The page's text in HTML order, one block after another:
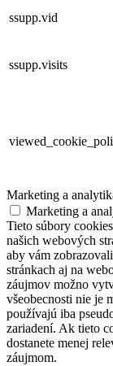
ssupp.vid
ssupp.visits
Marketing a
Marketing a
Tieto súbory
našich webových
aby vám
stránkach aj na
záujmov možno
všeobecnosti nie je
používajú iba
zariadení. Ak tieto
dostanete menej
záujmom.